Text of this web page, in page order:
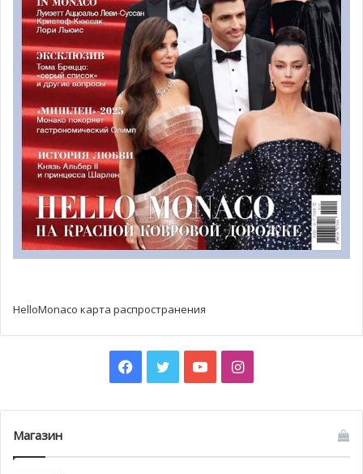
Espace Léo Ferré. Завершается торжество грандиозным
музыкальным салютом, который будет виден всем из
Порта Монако.
Какая программа ждет жителей Монако в 2015 году?
«Поставщик излишка»/»Fournisseur d’excès»– Cпектакль
Оливиье Бенуа, который также пройдет в Léo Ferré:
— Среда, 18 ноября в 21 час
— Четверг, 19 ноября в 15 часов
— Пятница, 20 ноября в 20.30
18 ноября в 20 вечера состоится праздничный
фейерверк.
HelloMonaco карта распространения
Facebook
TwitterYouTubeInstagram
Магазин